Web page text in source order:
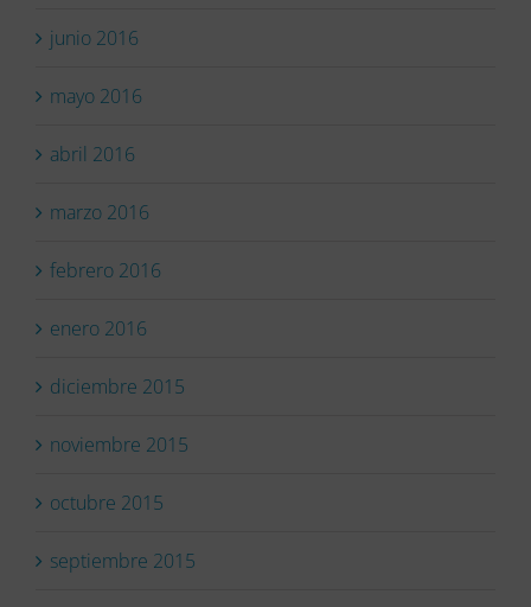
junio 2016
mayo 2016
abril 2016
marzo 2016
febrero 2016
enero 2016
diciembre 2015
noviembre 2015
octubre 2015
septiembre 2015